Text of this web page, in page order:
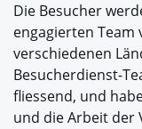
Die Besucher
engagierten
verschiedenen
Besucherdienst-
fliessend, und
und die Arbeit der